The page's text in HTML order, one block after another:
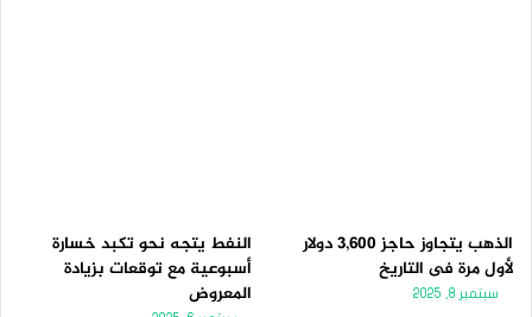
الذهب يتجاوز حاجز 3,600 دولار
لأول مرة فى التاريخ
سبتمبر 8, 2025
النفط يتجه نحو تكبد خسارة
أسبوعية مع توقعات بزيادة
المعروض